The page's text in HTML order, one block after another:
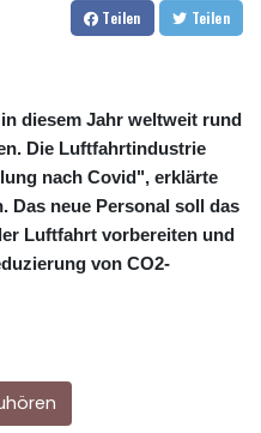
Teilen Teilen
diesem Jahr weltweit rund
Die Luftfahrtindustrie
nach Covid", erklärte
Das neue Personal soll das
Luftfahrt vorbereiten und
von CO2-